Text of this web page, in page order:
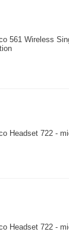
561 Wireless
Headset 722 -
Headset 722 -